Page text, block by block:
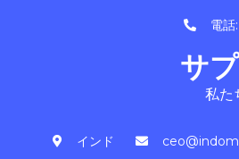
電
サ
私た
インド